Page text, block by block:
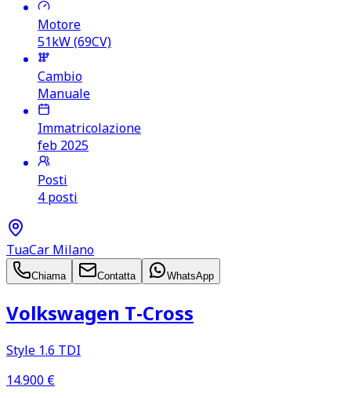
Motore
51kW (69CV)
Cambio
Manuale
Immatricolazione
feb 2025
Posti
4 posti
TuaCar Milano
Chiama Contatta WhatsApp
Volkswagen T‑Cross
Style 1.6 TDI
14.900 €